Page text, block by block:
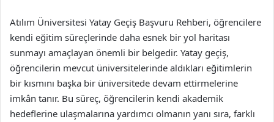
Atılım Üniversitesi Yatay Geçiş Başvuru Rehberi, öğrencilere
kendi eğitim süreçlerinde daha esnek bir yol haritası
sunmayı amaçlayan önemli bir belgedir. Yatay geçiş,
öğrencilerin mevcut üniversitelerinde aldıkları eğitimlerin
bir kısmını başka bir üniversitede devam ettirmelerine
imkân tanır. Bu süreç, öğrencilerin kendi akademik
hedeflerine ulaşmalarına yardımcı olmanın yanı sıra, farklı